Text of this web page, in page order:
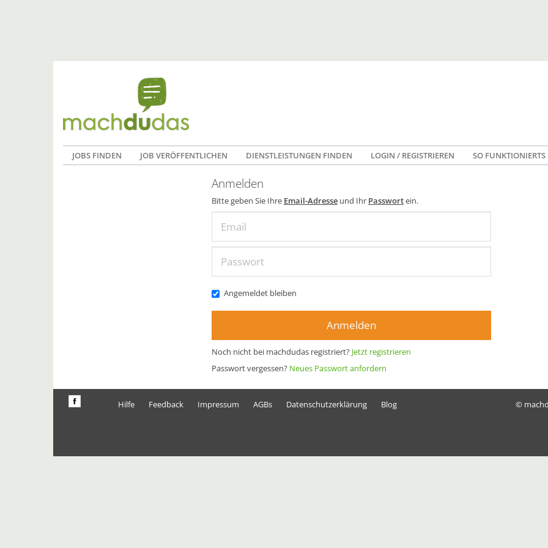
JOBS FINDEN JOB VERÖFFENTLICHEN DIENSTLEISTUNGEN FINDEN LOGIN / REGISTRIEREN SO FUNKTIONIERTS
Anmelden
Bitte geben Sie Ihre Email-Adresseund Ihr Passwortein.
Angemeldet bleiben
Anmelden
Noch nicht bei machdudas registriert? Jetzt registrieren
Passwort vergessen? Neues Passwort anfordern
Hilfe Feedback Impressum AGBs Datenschutzerklärung Blog ©